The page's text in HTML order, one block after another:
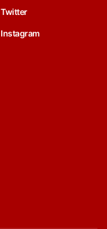
Twitter
Instagram